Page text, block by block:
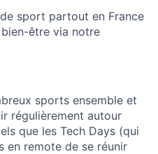
sport partout en France
être via notre
sports ensemble et
régulièrement autour
que les Tech Days (qui
en remote de se réunir